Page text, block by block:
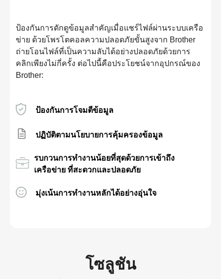
ป้องกันการดักดูข้อมูลสำคัญเมื่อแชร์ไฟล์ผ่านระบบเครือ
ข่าย ด้วยโพรโตคอลความปลอดภัยขั้นสูงจาก Brother
ถ่ายโอนไฟล์ที่เป็นความลับได้อย่างปลอดภัยด้วยการ
คลิกเพียงไม่กี่ครั้ง ต่อไปนี้คือประโยชน์จากอุปกรณ์ของ
Brother:
ป้องกันการโจมตีข้อมูล
ปฏิบัติตามนโยบายการคุ้มครองข้อมูล
รบกวนการทำงานน้อยที่สุดด้วยการเข้าถึง
เครือข่าย ที่สะดวกและปลอดภัย
มุ่งเน้นการทำงานหลักได้อย่างอุ่นใจ
โซลูชัน